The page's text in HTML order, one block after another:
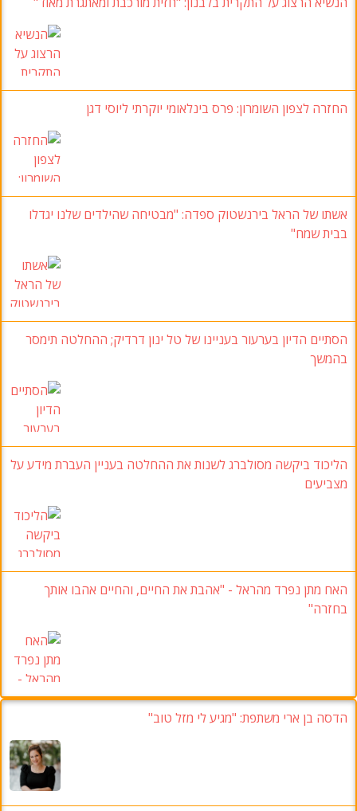
החזרה לצפון השומרון: פרס בינלאומי יוקרתי ליוסי דגן
אשתו של הראל בירנשטוק ספדה: "מבטיחה שהילדים שלנו יגדלו
בבית שמח"
הסתיים הדיון בערעור בעניינו של טל ינון דרדיק; ההחלטה תימסר
בהמשך
הליכוד ביקשה מסולברג לשנות את ההחלטה בעניין העברת מידע על
מצביעים
האח מתן נפרד מהראל - "אהבת את החיים, והחיים אהבו אותך
בחזרה"
הדסה בן ארי משתפת: "מגיע לי מזל טוב"